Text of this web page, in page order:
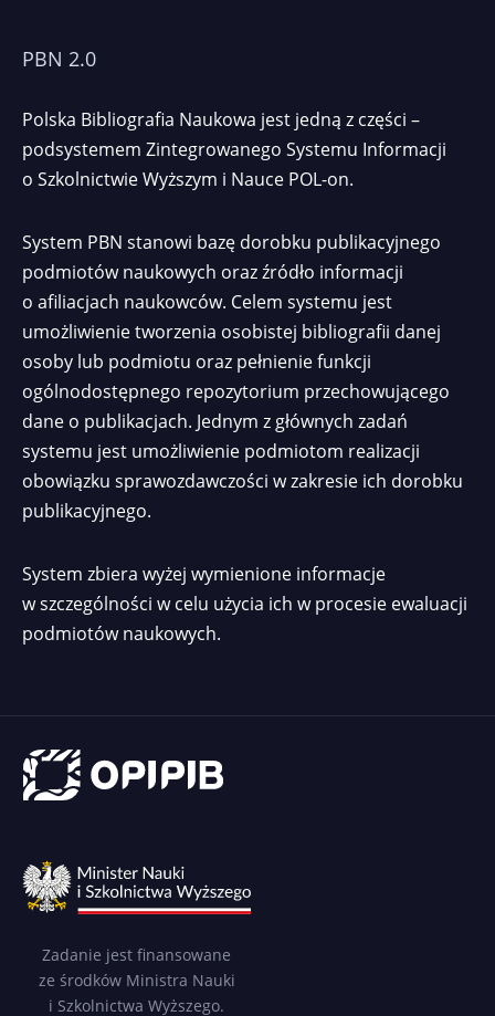
PBN 2.0
Polska Bibliografia Naukowa jest jedną z części –
podsystemem Zintegrowanego Systemu Informacji
o Szkolnictwie Wyższym i Nauce POL-on.
System PBN stanowi bazę dorobku publikacyjnego
podmiotów naukowych oraz źródło informacji
o afiliacjach naukowców. Celem systemu jest
umożliwienie tworzenia osobistej bibliografii danej
osoby lub podmiotu oraz pełnienie funkcji
ogólnodostępnego repozytorium przechowującego
dane o publikacjach. Jednym z głównych zadań
systemu jest umożliwienie podmiotom realizacji
obowiązku sprawozdawczości w zakresie ich dorobku
publikacyjnego.
System zbiera wyżej wymienione informacje
w szczególności w celu użycia ich w procesie ewaluacji
podmiotów naukowych.
Zadanie jest finansowane
ze środków Ministra Nauki
i Szkolnictwa Wyższego.